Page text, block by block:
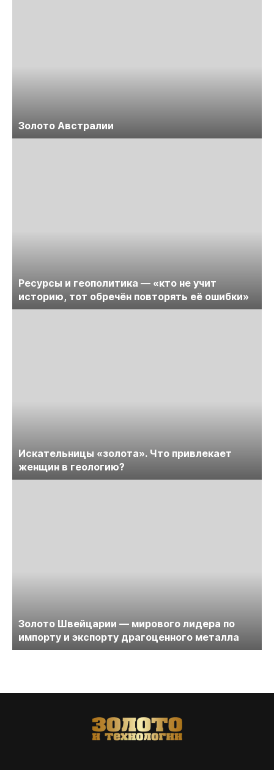
Золото Австралии
Ресурсы и геополитика — «кто не учит
историю, тот обречён повторять её ошибки»
Искательницы «золота». Что привлекает
женщин в геологию?
Золото Швейцарии — мирового лидера по
импорту и экспорту драгоценного металла